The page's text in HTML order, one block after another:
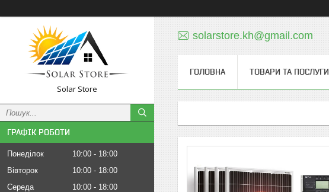
Solar Store
ГРАФІК РОБОТИ
Понеділок 10:00
18:00
Вівторок
10:00
18:00
Середа
10:00
18:00
solarstore.kh@gmail.com
ГОЛОВНА ТОВАРИ ТА ПОСЛУГИ